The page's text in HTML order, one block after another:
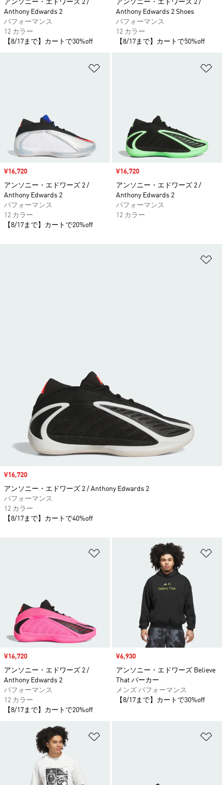
アンソニー・エドワーズ 2 /
Anthony Edwards 2
パフォーマンス
12 カラー
【8/17まで】カートで30%off
アンソニー・エドワーズ 2 /
Anthony Edwards 2 Shoes
パフォーマンス
12 カラー
【8/17まで】カートで50%off
セール価格
¥16,720
アンソニー・エドワーズ 2 /
Anthony Edwards 2
パフォーマンス
12 カラー
【8/17まで】カートで20%off
セール価格
¥16,720
アンソニー・エドワーズ 2 /
Anthony Edwards 2
パフォーマンス
12 カラー
ほしいものリストに追加
セール価格
¥16,720
アンソニー・エドワーズ 2 /
Anthony Edwards 2
パフォーマンス
12 カラー
【8/17まで】カートで20%off
セール価格
¥6,930
アンソニー・エドワーズ Believe
That パーカー
メンズ パフォーマンス
【8/17まで】カートで30%off
セール価格
¥16,720
アンソニー・エドワーズ 2 / Anthony Edwards 2
パフォーマンス
12 カラー
【8/17まで】カートで40%off